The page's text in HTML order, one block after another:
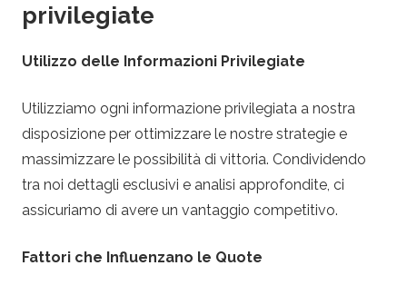
privilegiate
Utilizzo delle Informazioni Privilegiate
Utilizziamo ogni informazione privilegiata a nostra
disposizione per ottimizzare le nostre strategie e
massimizzare le possibilità di vittoria. Condividendo
tra noi dettagli esclusivi e analisi approfondite, ci
assicuriamo di avere un vantaggio competitivo.
Fattori che Influenzano le Quote